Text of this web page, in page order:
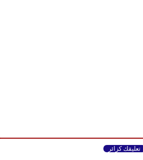
تعليقك كزائر